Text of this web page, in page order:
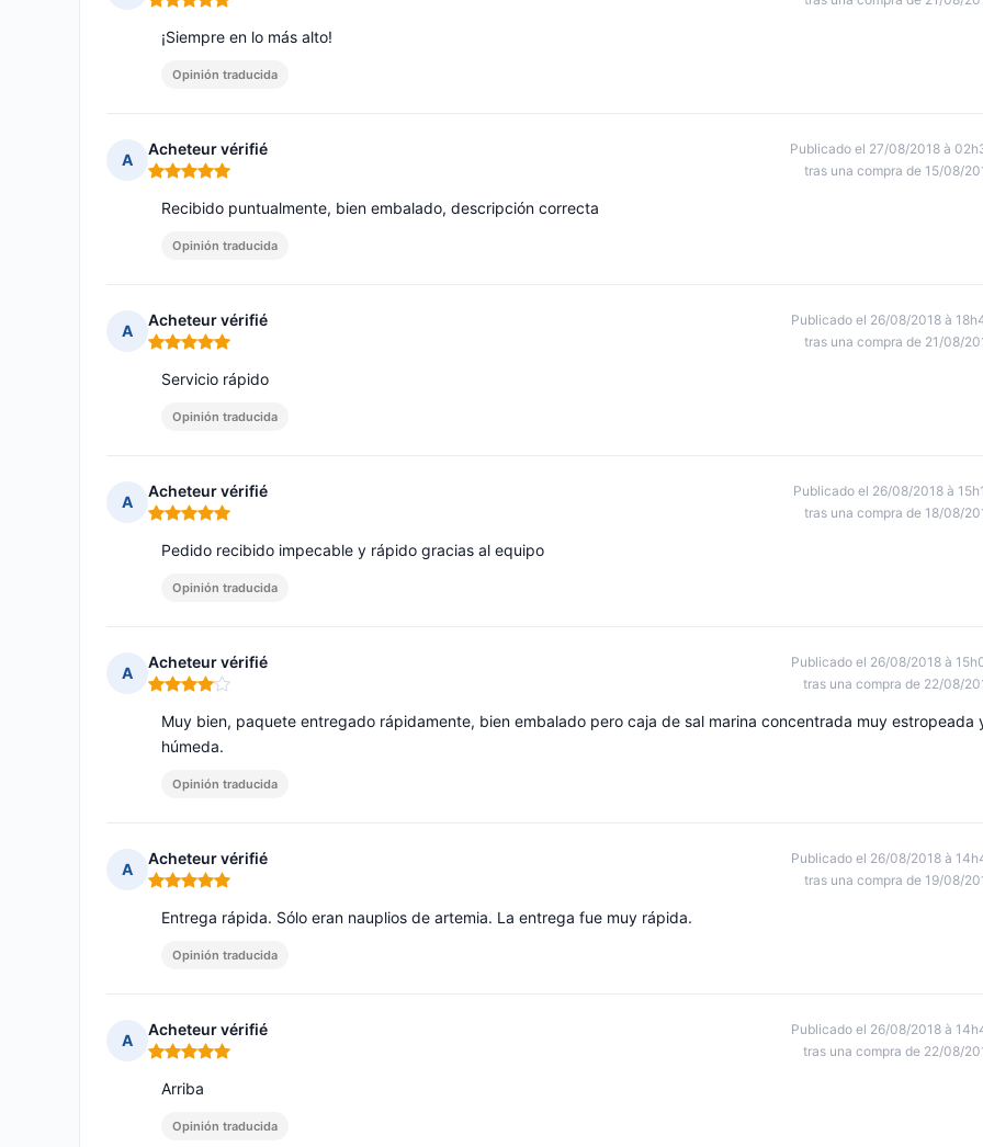
Nota: 5 de 5
¡Siempre en lo más alto!
Opinión traducida
A
Acheteur vérifié
Nota: 5 de 5
Publicado el 27/08/2018 à
tras una compra de 15/08/
Recibido puntualmente, bien embalado, descripción correcta
Opinión traducida
A
Acheteur vérifié
Nota: 5 de 5
Publicado el 26/08/2018 à
tras una compra de 21/08/
Servicio rápido
Opinión traducida
A
Acheteur vérifié
Nota: 5 de 5
Publicado el 26/08/2018 à
tras una compra de 18/08/
Pedido recibido impecable y rápido gracias al equipo
Opinión traducida
A
Acheteur vérifié
Nota: 4 de 5
Publicado el 26/08/2018 à
tras una compra de 22/08/
Muy bien, paquete entregado rápidamente, bien embalado pero caja de sal marina concentrada muy estropeada
húmeda.
Opinión traducida
A
Acheteur vérifié
Nota: 5 de 5
Publicado el 26/08/2018 à
tras una compra de 19/08/
Entrega rápida. Sólo eran nauplios de artemia. La entrega fue muy rápida.
Opinión traducida
A
Acheteur vérifié
Nota: 5 de 5
Publicado el 26/08/2018 à
tras una compra de 22/08/
Arriba
Opinión traducida